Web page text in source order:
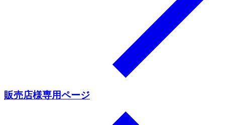
販売店様専用ページ